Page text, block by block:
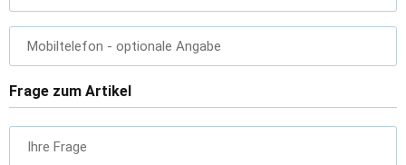
Mobiltelefon - optionale Angabe
Frage zum Artikel
Ihre Frage